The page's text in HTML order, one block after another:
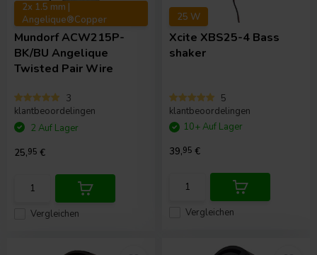
2x 1.5 mm |
Angelique®Copper
MundorfACW215P-
BK/BU Angelique
Twisted Pair Wire
3
klantbeoordelingen
Vergleichen
2 Auf Lager
25,95 €
25 W
Xcite XBS25-4 Bass
shaker
5
klantbeoordelingen
Vergleichen
10+ Auf Lager
39,95 €